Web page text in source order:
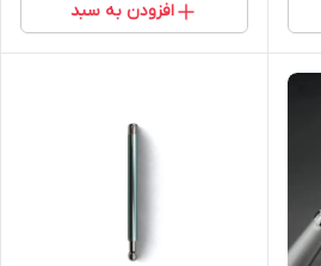
افزودن به سبد